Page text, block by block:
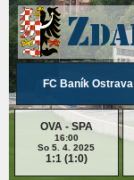
FC Baník Ostrava
OVA - SPA
16:00
So 5. 4. 2025
1:1 (1:0)